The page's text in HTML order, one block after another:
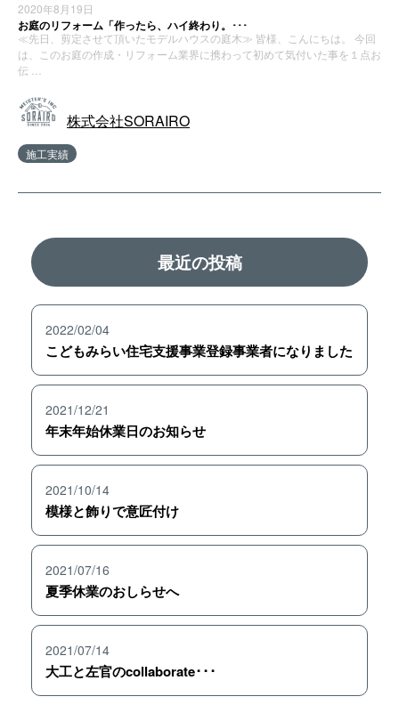
2020年8月19日
お庭のリフォーム「作ったら、ハイ終わり。･･･
≪先日、剪定させて頂いたモデルハウスの庭木≫ 皆様、こんにちは。 今回
は、このお庭の作成・リフォーム業界に携わって初めて気付いた事を１点お
伝 …
株式会社SORAIRO
施工実績
最近の投稿
2022/02/04
こどもみらい住宅支援事業登録事業者になりました
2021/12/21
年末年始休業日のお知らせ
2021/10/14
模様と飾りで意匠付け
2021/07/16
夏季休業のおしらせへ
2021/07/14
大工と左官のcollaborate･･･